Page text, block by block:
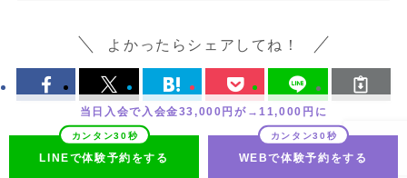
よかったらシェアしてね！
当日入会で入会金33,000円が→11,000円に
LINEで体験予約をする WEBで体験予約をする